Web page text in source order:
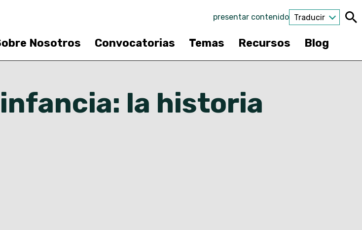
principal
presentar contenido Traducir
Nosotros Convocatorias Temas Recursos Blog
la historia